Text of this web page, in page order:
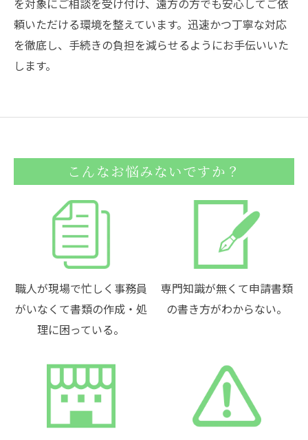
を対象にご相談を受け付け、遠方の方でも安心してご依
頼いただける環境を整えています。迅速かつ丁寧な対応
を徹底し、手続きの負担を減らせるようにお手伝いいた
します。
こんなお悩みないですか？
職人が現場で忙しく事務員
がいなくて書類の作成・処
理に困っている。
専門知識が無くて申請書類
の書き方がわからない。